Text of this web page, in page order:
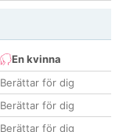
En kvinna
Berättar för dig
Berättar för dig
Berättar för dig